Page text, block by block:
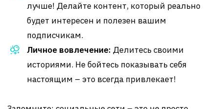
лучше! Делайте контент, который реально
будет интересен и полезен вашим
подписчикам.
Личное вовлечение: Делитесь своими
историями. Не бойтесь показывать себя
настоящим – это всегда привлекает!